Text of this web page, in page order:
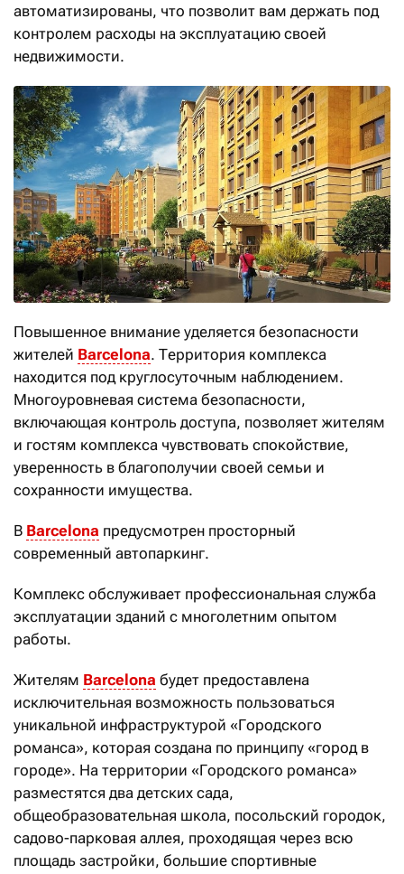
автоматизированы, что позволит вам держать под
контролем расходы на эксплуатацию своей
недвижимости.
Повышенное внимание уделяется безопасности
жителей Barcelona. Территория комплекса
находится под круглосуточным наблюдением.
Многоуровневая система безопасности,
включающая контроль доступа, позволяет жителям
и гостям комплекса чувствовать спокойствие,
уверенность в благополучии своей семьи и
сохранности имущества.
В Barcelona предусмотрен просторный
современный автопаркинг.
Комплекс обслуживает профессиональная служба
эксплуатации зданий с многолетним опытом
работы.
Жителям Barcelona будет предоставлена
исключительная возможность пользоваться
уникальной инфраструктурой «Городского
романса», которая создана по принципу «город в
городе». На территории «Городского романса»
разместятся два детских сада,
общеобразовательная школа, посольский городок,
садово-парковая аллея, проходящая через всю
площадь застройки, большие спортивные